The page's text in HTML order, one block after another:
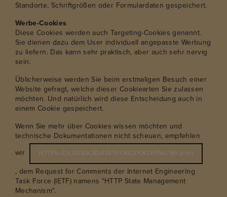
Standorte, Schriftgrößen oder Formulardaten gespeichert.
Werbe-Cookies
Diese Cookies werden auch Targeting-Cookies genannt.
Sie dienen dazu dem User individuell angepasste Werbung
zu liefern. Das kann sehr praktisch, aber auch sehr nervig
sein.
Üblicherweise werden Sie beim erstmaligen Besuch einer
Website gefragt, welche dieser Cookiearten Sie zulassen
möchten. Und natürlich wird diese Entscheidung auch in
einem Cookie gespeichert.
Wenn Sie mehr über Cookies wissen möchten und
technische Dokumentationen nicht scheuen, empfehlen
wir
HTTPS://DATATRACKER.IETF.ORG/DOC/HTML/RFC6265
, dem Request for Comments der Internet Engineering
Task Force (IETF) namens "HTTP State Management
Mechanism".